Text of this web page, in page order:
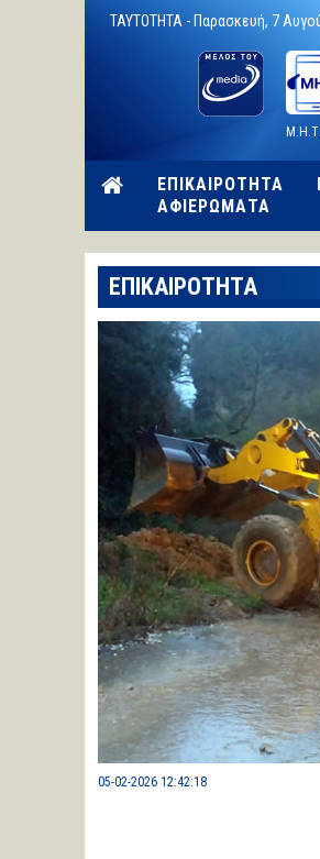
TAYTOTHTA - Παρασκευή, 7
ΕΠΙΚΑΙΡΟΤΗΤΑ
ΑΦΙΕΡΩΜΑΤΑ
ΕΠΙΚΑΙΡΟΤΗΤΑ
05-02-2026 12:42:18